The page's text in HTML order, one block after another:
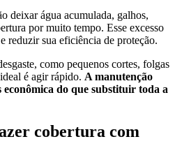
deixar água acumulada, galhos,
por muito tempo. Esse excesso
reduzir sua eficiência de proteção.
como pequenos cortes, folgas
é agir rápido. A manutenção
do que substituir toda a
cobertura com